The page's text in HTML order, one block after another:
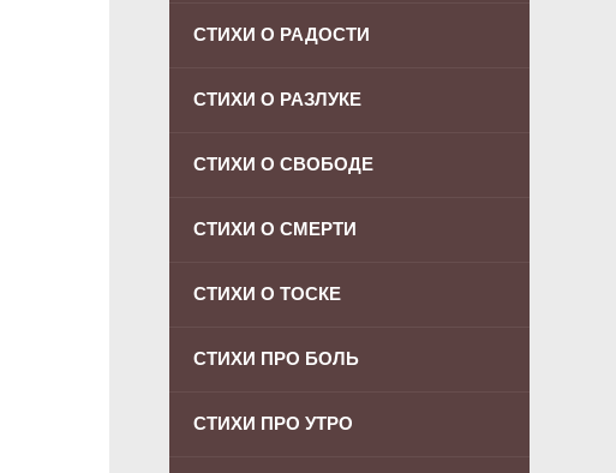
СТИХИ О РАДОСТИ
СТИХИ О РАЗЛУКЕ
СТИХИ О СВОБОДЕ
СТИХИ О СМЕРТИ
СТИХИ О ТОСКЕ
СТИХИ ПРО БОЛЬ
СТИХИ ПРО УТРО